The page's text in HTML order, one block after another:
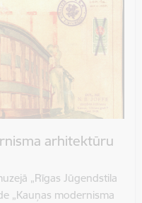
arhitektūru
„Rīgas Jūgendstila
„Kauņas modernisma